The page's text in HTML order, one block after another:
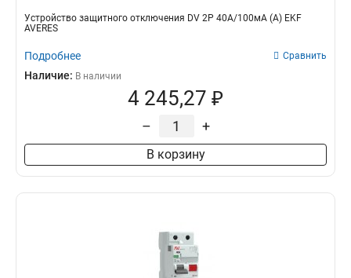
Устройство защитного отключения DV 2P 40А/100мА (A) EKF
AVERES
Подробнее Сравнить
Наличие: В наличии
4 245,27 ₽
– +
В корзину